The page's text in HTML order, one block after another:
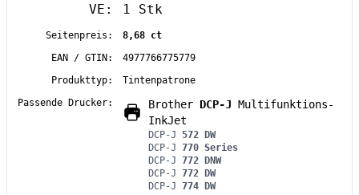
VE: 1 Stk
Seitenpreis:
8,68 ct
EAN / GTIN:
4977766775779
Produkttyp:
Tintenpatrone
Passende Drucker:
Brother DCP-J Multifunktions-
InkJet
DCP-J 572 DW
DCP-J 770 Series
DCP-J 772 DNW
DCP-J 772 DW
DCP-J 774 DW